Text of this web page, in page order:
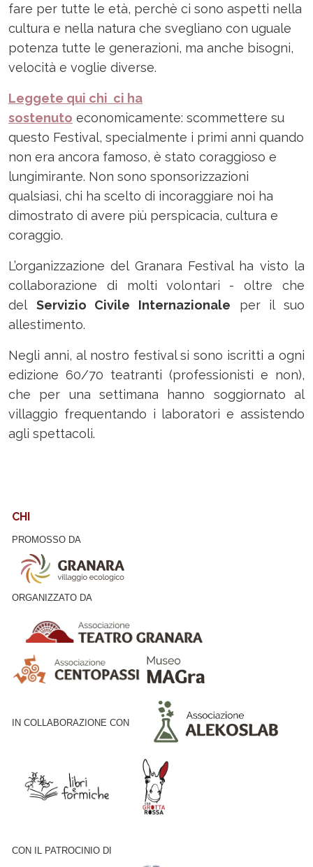
fare per tutte le età, perchè ci sono aspetti nella
cultura e nella natura che svegliano con uguale
potenza tutte le generazioni, ma anche bisogni,
velocità e voglie diverse.
Leggete qui chi ci ha
sostenuto economicamente: scommettere su
questo Festival, specialmente i primi anni quando
non era ancora famoso, è stato coraggioso e
lungimirante. Non sono sponsorizzazioni
qualsiasi, chi ha scelto di incoraggiare noi ha
dimostrato di avere più perspicacia, cultura e
coraggio.
L’organizzazione del Granara Festival ha visto la
collaborazione di molti volontari - oltre che
del Servizio Civile Internazionale per il suo
allestimento.
Negli anni, al nostro festival si sono iscritti a ogni
edizione 60/70 teatranti (professionisti e non),
che per una settimana hanno soggiornato al
villaggio frequentando i laboratori e assistendo
agli spettacoli.
CHI
PROMOSSO DA
ORGANIZZATO DA
IN COLLABORAZIONE CON
CON IL PATROCINIO DI